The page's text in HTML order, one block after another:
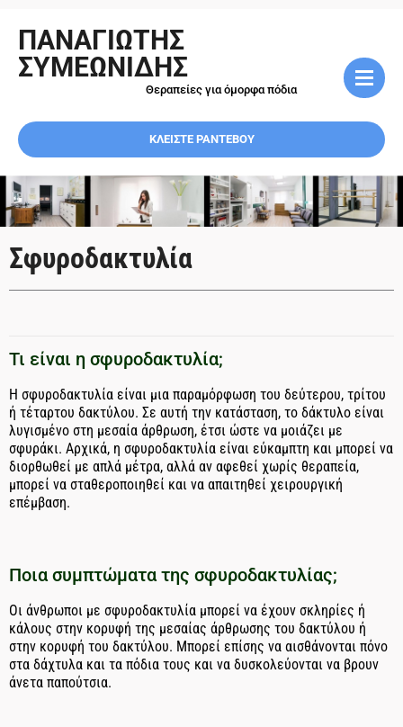
ΠΑΝΑΓΙΩΤΗΣ
ΣΥΜΕΩΝΙΔΗΣ
Θεραπείες για όμορφα πόδια
ΚΛΕΙΣΤΕ ΡΑΝΤΕΒΟΥ
Σφυροδακτυλία
Τι είναι η σφυροδακτυλία;
Η σφυροδακτυλία είναι μια παραμόρφωση του δεύτερου, τρίτου
ή τέταρτου δακτύλου. Σε αυτή την κατάσταση, το δάκτυλο είναι
λυγισμένο στη μεσαία άρθρωση, έτσι ώστε να μοιάζει με
σφυράκι. Αρχικά, η σφυροδακτυλία είναι εύκαμπτη και μπορεί να
διορθωθεί με απλά μέτρα, αλλά αν αφεθεί χωρίς θεραπεία,
μπορεί να σταθεροποιηθεί και να απαιτηθεί χειρουργική
επέμβαση.
Ποια συμπτώματα της σφυροδακτυλίας;
Οι άνθρωποι με σφυροδακτυλία μπορεί να έχουν σκληρίες ή
κάλους στην κορυφή της μεσαίας άρθρωσης του δακτύλου ή
στην κορυφή του δακτύλου. Μπορεί επίσης να αισθάνονται πόνο
στα δάχτυλα και τα πόδια τους και να δυσκολεύονται να βρουν
άνετα παπούτσια.